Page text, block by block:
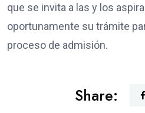
que se invita a las y los
oportunamente su trámite
proceso de admisión.
Share: